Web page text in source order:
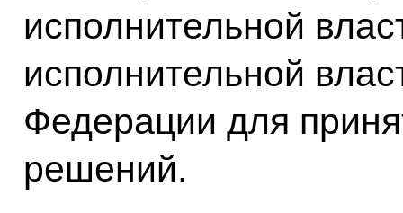
исполнительной
исполнительной
Федерации для
решений.